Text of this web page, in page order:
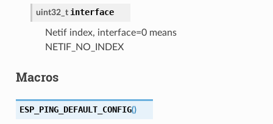
uint32_t interface
Netif index, interface=0 means
NETIF_NO_INDEX
Macros
ESP_PING_DEFAULT_CONFIG()